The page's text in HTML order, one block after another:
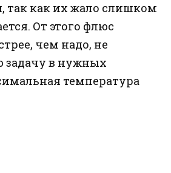
так как их жало слишком
От этого флюс
чем надо, не
задачу в нужных
температура